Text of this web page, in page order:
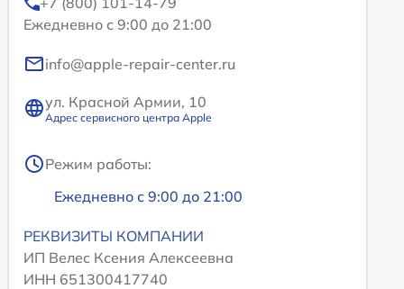
Ежедневно с 9:00 до 21:00
info@apple-repair-center.ru
ул. Красной Армии, 10
Адрес сервисного центра Apple
Режим работы:
Ежедневно с 9:00 до 21:00
РЕКВИЗИТЫ КОМПАНИИ
ИП Велес Ксения Алексеевна
ИНН 651300417740